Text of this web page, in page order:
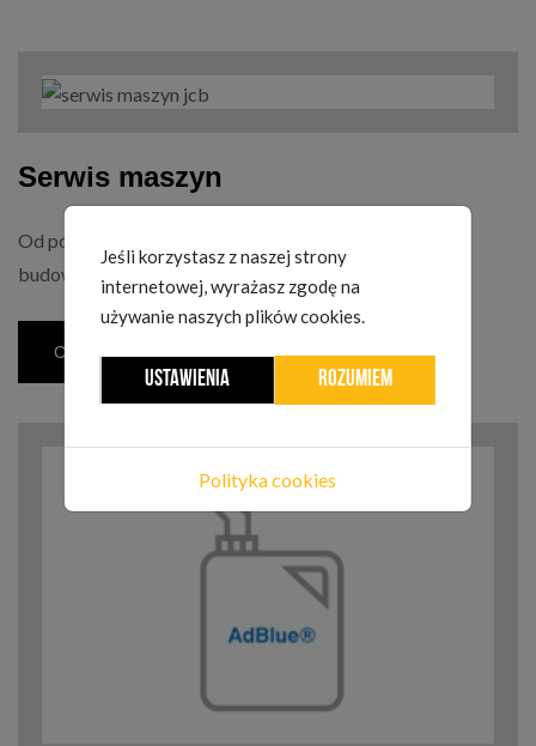
Serwis maszyn
Od ponad 20 lat zajmujemy się serwisem maszyn
budowlanych JCB
CZYTAJ WIĘCEJ...
MOD_JBCOOKIES_LANG_HEADER_DEFAULT
Jeśli korzystasz z naszej strony
internetowej, wyrażasz zgodę na
używanie naszych plików cookies.
USTAWIENIA ROZUMIEM
Polityka cookies